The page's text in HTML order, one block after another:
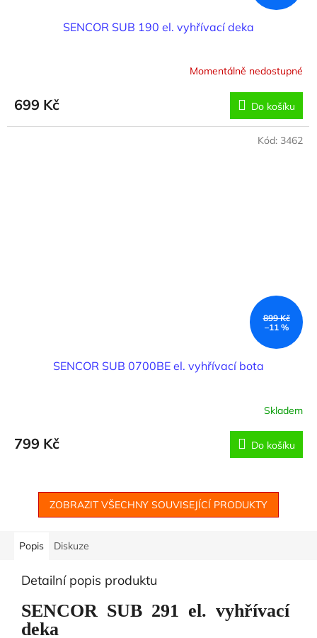
SENCOR SUB 190 el. vyhřívací deka
Momentálně nedostupné
699 Kč Do košíku
899 Kč
–11 %
SENCOR SUB 0700BE el. vyhřívací bota
Skladem
799 Kč Do košíku
Kód: 3462
ZOBRAZIT VŠECHNY SOUVISEJÍCÍ PRODUKTY
Popis Diskuze
Detailní popis produktu
SENCOR SUB 291 el. vyhřívací
deka